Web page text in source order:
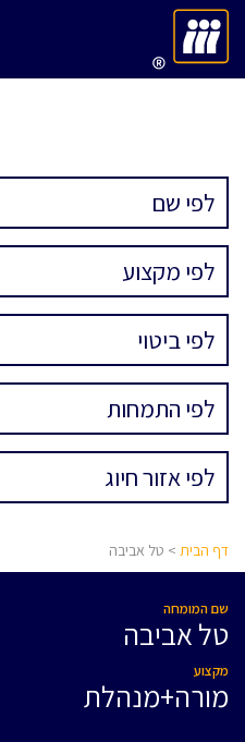
דף הבית > טל אביבה
שם המומחה
טל אביבה
מקצוע
מורה+מנהלת